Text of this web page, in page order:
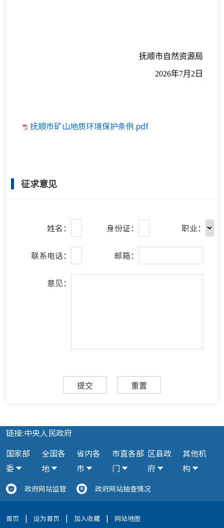
抚顺市自然资源局
2026年7月2日
抚顺市矿山地质环境保护条例.pdf
征求意见
姓名： 身份证： 职业：
联系电话： 邮箱：
意见：
提交 重置
链接:中央人民政府
国家部
委
全国各
地
省内各
市
市直各部
门
区县政
府
其他机
构
政府网站监管 政府网站抽查情况
首页 | 设为首页 | 加入收藏 |
网站地图